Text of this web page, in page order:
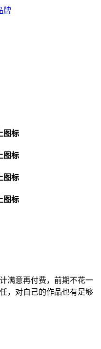
满意再付费，前期不花一
，对自己的作品也有足够